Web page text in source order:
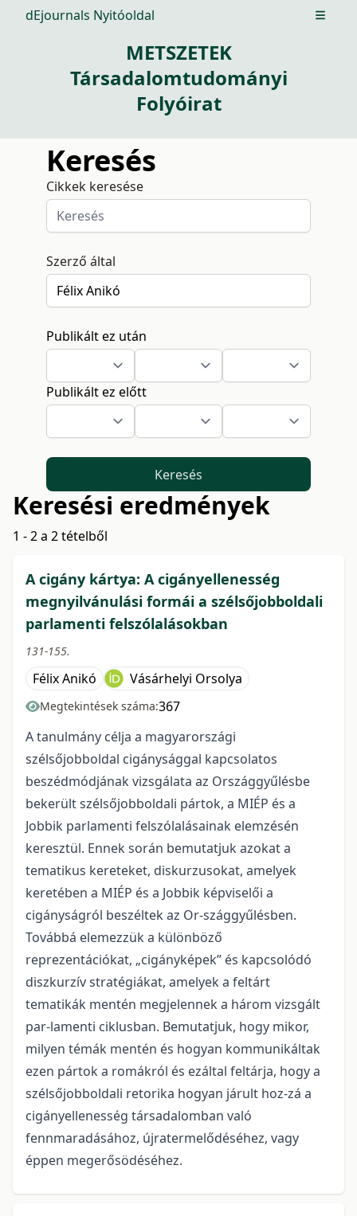
dEjournals Nyitóoldal Open
METSZETEK
Társadalomtudományi
Folyóirat
Keresés
Cikkek keresése
Szerző által
Publikált ez után
Publikált ez előtt
Keresés
Keresési eredmények
1 - 2 a 2 tételből
A cigány kártya: A cigányellenesség
megnyilvánulási formái a szélsőjobboldali
parlamenti felszólalásokban
131-155.
Félix Anikó Vásárhelyi Orsolya
Megtekintések száma:367
A tanulmány célja a magyarországi
szélsőjobboldal cigánysággal kapcsolatos
beszédmódjának vizsgálata az Országgyűlésbe
bekerült szélsőjobboldali pártok, a MIÉP és a
Jobbik parlamenti felszólalásainak elemzésén
keresztül. Ennek során bemutatjuk azokat a
tematikus kereteket, diskurzusokat, amelyek
keretében a MIÉP és a Jobbik képviselői a
cigányságról beszéltek az Or-szággyűlésben.
Továbbá elemezzük a különböző
reprezentációkat, „cigányképek” és kapcsolódó
diszkurzív stratégiákat, amelyek a feltárt
tematikák mentén megjelennek a három vizsgált
par-lamenti ciklusban. Bemutatjuk, hogy mikor,
milyen témák mentén és hogyan kommunikáltak
ezen pártok a romákról és ezáltal feltárja, hogy a
szélsőjobboldali retorika hogyan járult hoz-zá a
cigányellenesség társadalomban való
fennmaradásához, újratermelődéséhez, vagy
éppen megerősödéséhez.